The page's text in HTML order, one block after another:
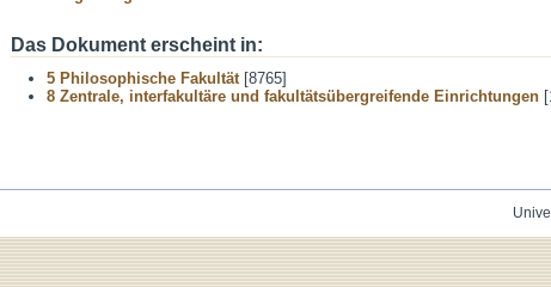
Das Dokument erscheint in:
5 Philosophische Fakultät[8765]
8 Zentrale, interfakultäre und fakultätsübergreifende Einrichtungen